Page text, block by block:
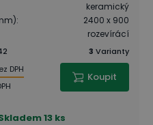
keramický
:
2400 x 900
rozevírácí
3 Varianty
DPH
Koupit
13 ks